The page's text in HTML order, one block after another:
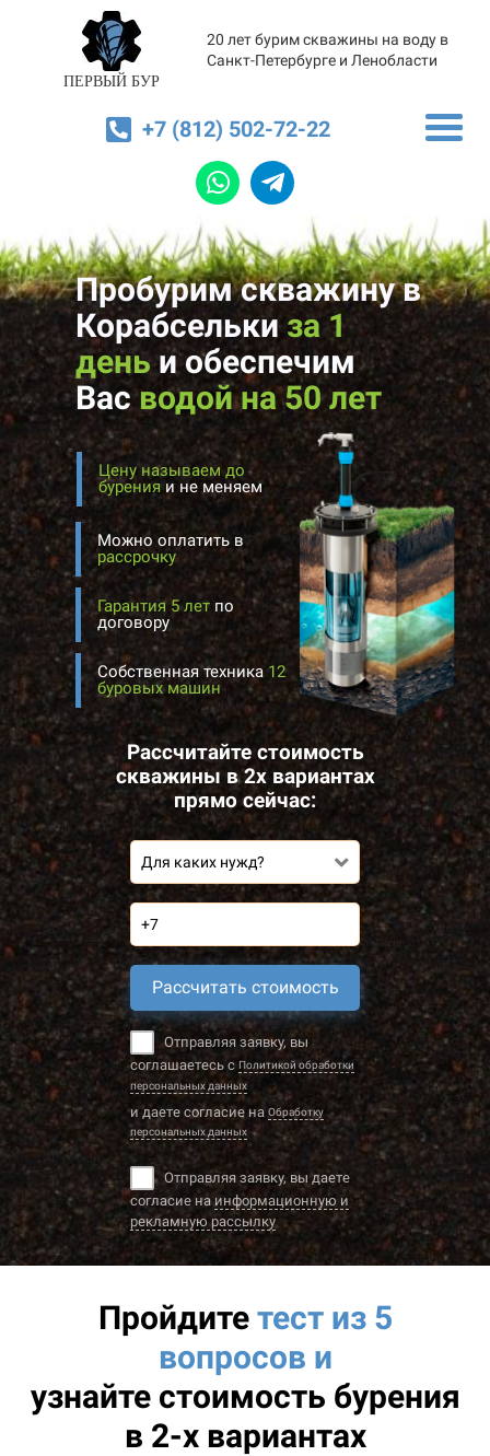
ПЕРВЫЙ БУР
20 лет бурим скважины на воду в
Санкт-Петербурге и Ленобласти
+7 (812) 502-72-22
Пробурим скважину в
Корабселькиза 1
деньиобеспечим
Васводой на 50 лет
Цену называем до
буренияи не меняем
Собственная техника 12
буровых машин
Можно оплатить в
рассрочку
Рассчитайте стоимость
скважины в 2х вариантах
прямо сейчас:
Для каких нужд?
Рассчитать стоимость
Отправляя заявку, вы
соглашаетесь с Политикой обработки
персональных данных
и даете согласие на Обработку
персональных данных
Отправляя заявку, вы даете
согласие наинформационную и
рекламную рассылку
Гарантия 5 лет по
договору
Пройдитетест из 5
вопросов и
узнайте стоимость бурения
в 2-х вариантах